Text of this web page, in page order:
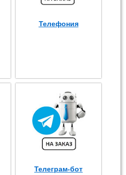
Телефония
Телеграм-бот